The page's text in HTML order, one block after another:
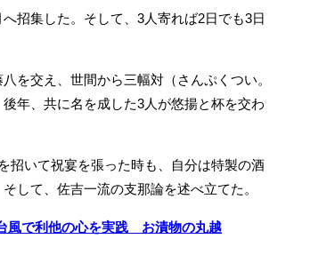
招集した。そして、3人寄れば2日でも3日
を交え、世間から三幅対（さんぷくつい。
年、共に名を成した3人が悠揚と杯を交わ
いて祝宴を張った時も、自分は特製の酒
して、佐吉一流の支那論を述べ立てた。
風で利他の心を実践 お漬物の丸越